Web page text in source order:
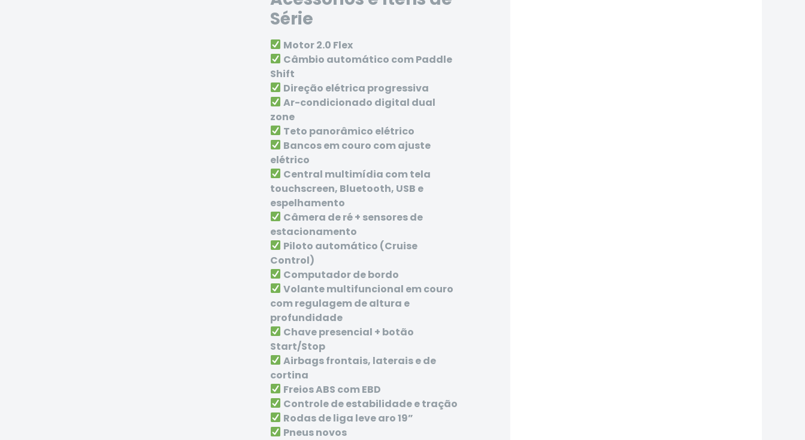
Série
Motor 2.0 Flex
Câmbio automático com Paddle
Shift
Direção elétrica progressiva
Ar-condicionado digital dual
zone
Teto panorâmico elétrico
Bancos em couro com ajuste
elétrico
Central multimídia com tela
touchscreen, Bluetooth, USB e
espelhamento
Câmera de ré + sensores de
estacionamento
Piloto automático (Cruise
Control)
Computador de bordo
Volante multifuncional em couro
com regulagem de altura e
profundidade
Chave presencial + botão
Start/Stop
Airbags frontais, laterais e de
cortina
Freios ABS com EBD
Controle de estabilidade e tração
Rodas de liga leve aro 19”
Pneus novos